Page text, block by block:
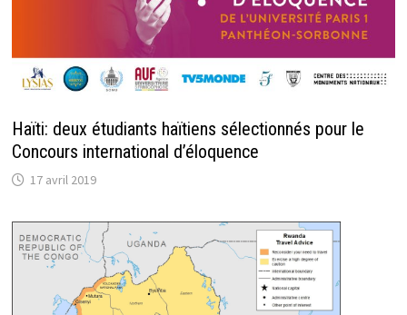
Haïti: deux étudiants haïtiens sélectionnés pour le
Concours international d’éloquence
17 avril 2019